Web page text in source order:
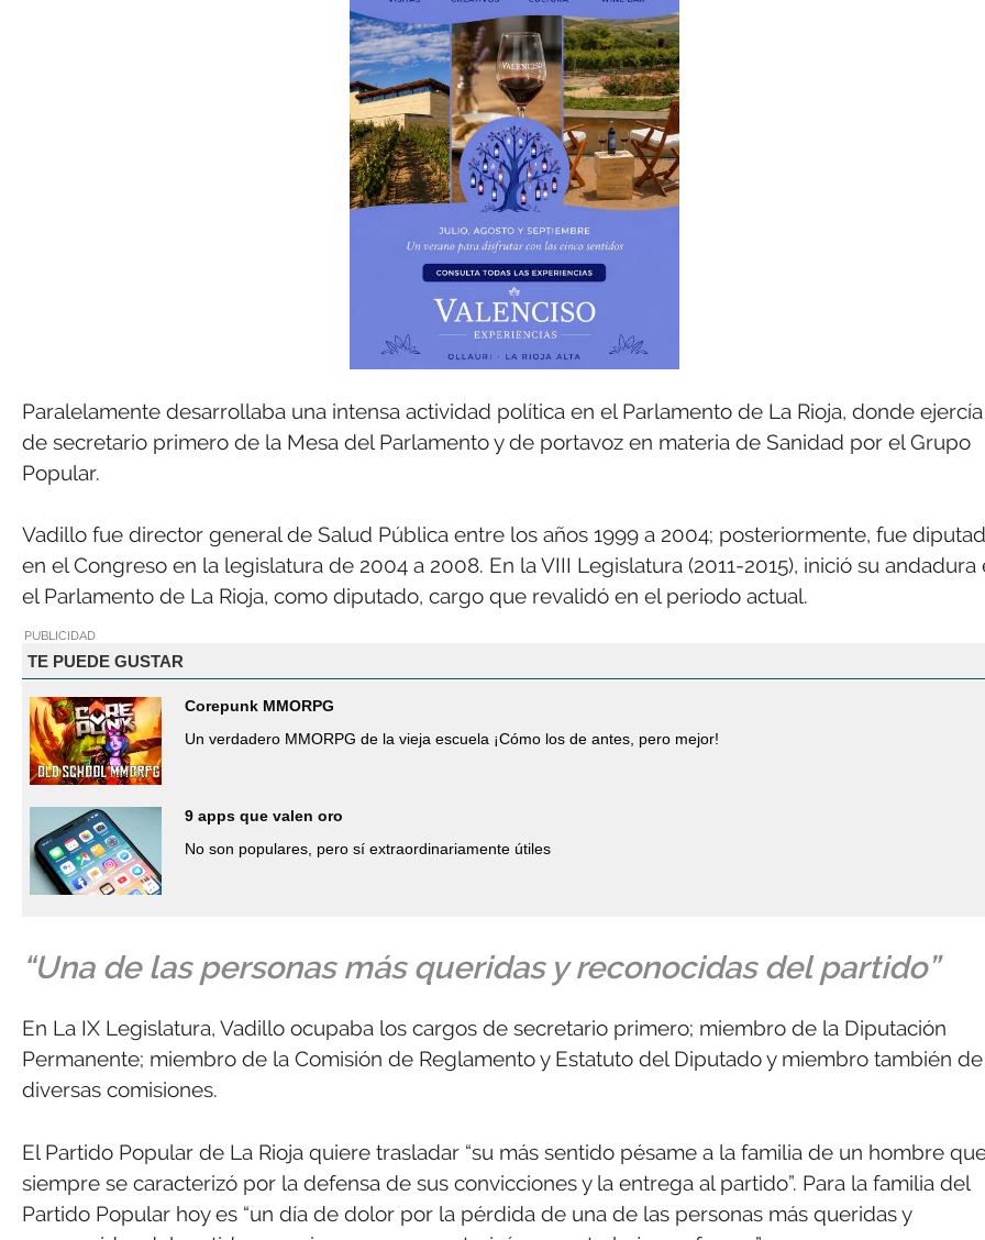
Paralelamente desarrollaba una intensa actividad política en el Parlamento de La Rioja, donde ejercía
de secretario primero de la Mesa del Parlamento y de portavoz en materia de Sanidad por el Grupo
Popular.
Vadillo fue director general de Salud Pública entre los años 1999 a 2004; posteriormente, fue
en el Congreso en la legislatura de 2004 a 2008. En la VIII Legislatura (2011-2015), inició su andadura
el Parlamento de La Rioja, como diputado, cargo que revalidó en el periodo actual.
PUBLICIDAD
TE PUEDE GUSTAR
Corepunk MMORPG
Un verdadero MMORPG de la vieja escuela ¡Cómo los de antes, pero mejor!
9 apps que valen oro
No son populares, pero sí extraordinariamente útiles
“Una de las personas más queridas y reconocidas del partido”
En La IX Legislatura, Vadillo ocupaba los cargos de secretario primero; miembro de la Diputación
Permanente; miembro de la Comisión de Reglamento y Estatuto del Diputado y miembro también de
diversas comisiones.
El Partido Popular de La Rioja quiere trasladar “su más sentido pésame a la familia de un hombre
siempre se caracterizó por la defensa de sus convicciones y la entrega al partido”. Para la familia del
Partido Popular hoy es “un día de dolor por la pérdida de una de las personas más queridas y